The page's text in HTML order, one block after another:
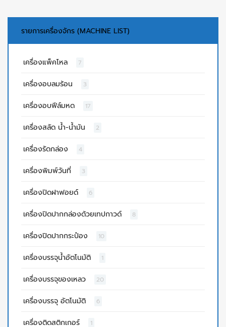
รายการเครื่องจักร (MACHINE LIST)
เครื่องแพ็คโหล 7
เครื่องอบลมร้อน 3
เครื่องอบฟีล์มหด 17
เครื่องสลัด น้ำ-น้ำมัน 2
เครื่องรัดกล่อง 4
เครื่องพิมพ์วันที่ 3
เครื่องปิดฝาฟอยด์ 6
เครื่องปิดปากกล่องด้วยเทปกาวด์ 8
เครื่องปิดปากกระป๋อง 10
เครื่องบรรจุน้ำอัตโนมัติ 1
เครื่องบรรจุของเหลว 20
เครื่องบรรจุ อัตโนมัติ 6
เครื่องติดสติกเกอร์ 1